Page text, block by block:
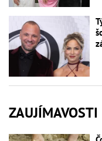
ZAUJÍMAVOSTI